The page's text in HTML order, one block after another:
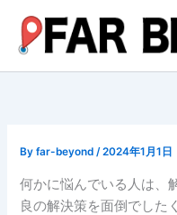
ス
Byfar-beyond/2024年1月1日
何かに悩んでいる人は、
良の解決策を面倒でした